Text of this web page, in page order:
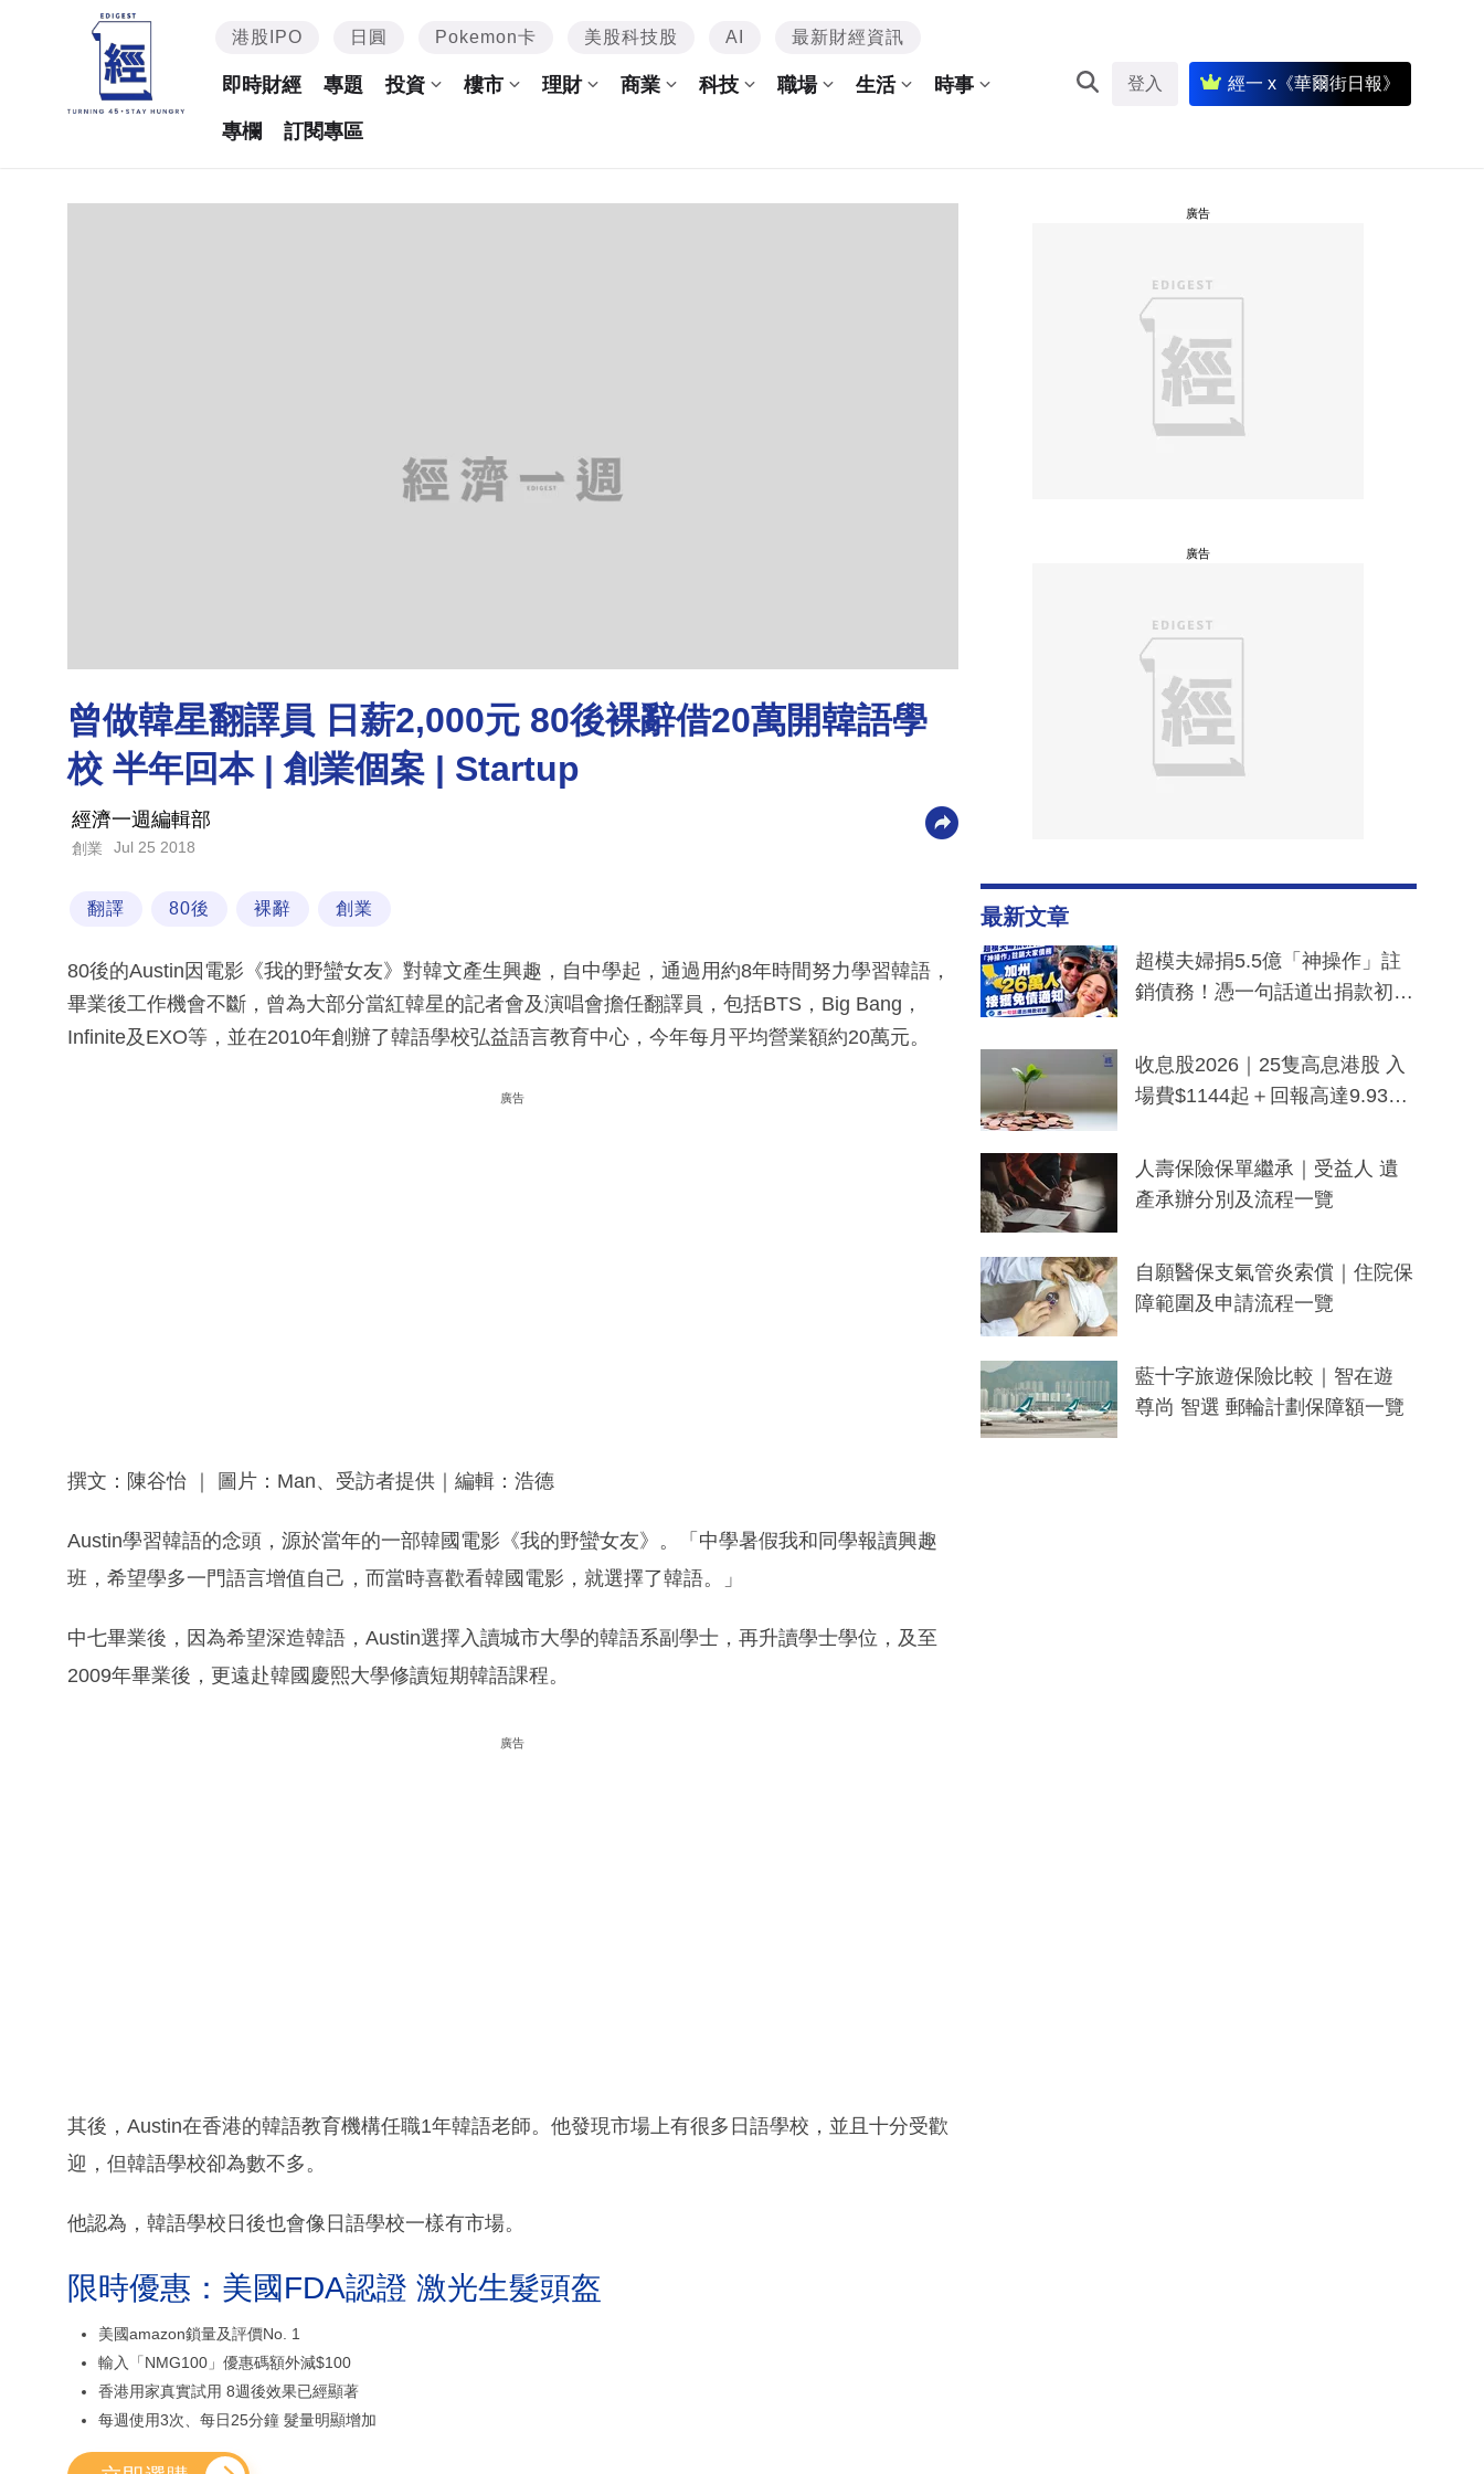
港股IPO 日圓 Pokemon卡 美股科技股 AI 最新財經資訊
即時財經 專題 投資 樓市 理財 商業 科技 職場 生活 時事
專欄 訂閱專區
登入 經一 x《華爾街日報》
曾做韓星翻譯員 日薪2,000元 80後裸辭借20萬開韓語學
校 半年回本 | 創業個案 | Startup
經濟一週編輯部
創業 Jul 25 2018
翻譯 80後 裸辭 創業
80後的Austin因電影《我的野蠻女友》對韓文產生興趣，自中學起，通過用約8年時間努力學習韓語，
畢業後工作機會不斷，曾為大部分當紅韓星的記者會及演唱會擔任翻譯員，包括BTS，Big Bang，
Infinite及EXO等，並在2010年創辦了韓語學校弘益語言教育中心，今年每月平均營業額約20萬元。
廣告
撰文：陳谷怡 ｜ 圖片：Man、受訪者提供｜編輯：浩德
Austin學習韓語的念頭，源於當年的一部韓國電影《我的野蠻女友》。「中學暑假我和同學報讀興趣
班，希望學多一門語言增值自己，而當時喜歡看韓國電影，就選擇了韓語。」
中七畢業後，因為希望深造韓語，Austin選擇入讀城市大學的韓語系副學士，再升讀學士學位，及至
2009年畢業後，更遠赴韓國慶熙大學修讀短期韓語課程。
廣告
其後，Austin在香港的韓語教育機構任職1年韓語老師。他發現市場上有很多日語學校，並且十分受歡
迎，但韓語學校卻為數不多。
他認為，韓語學校日後也會像日語學校一樣有市場。
限時優惠：美國FDA認證 激光生髮頭盔
美國amazon鎖量及評價No. 1
輸入「NMG100」優惠碼額外減$100
香港用家真實試用 8週後效果已經顯著
每週使用3次、每日25分鐘 髮量明顯增加
廣告
廣告
最新文章
超模夫婦捐5.5億「神操作」註
銷債務！憑一句話道出捐款初
一度被誤當詐騙手段
收息股2026｜25隻高息港股 入
場費$1144起＋回報高達9.93
人壽保險保單繼承｜受益人 遺
產承辦分別及流程一覽
自願醫保支氣管炎索償｜住院保
障範圍及申請流程一覽
藍十字旅遊保險比較｜智在遊
尊尚 智選 郵輪計劃保障額一覽